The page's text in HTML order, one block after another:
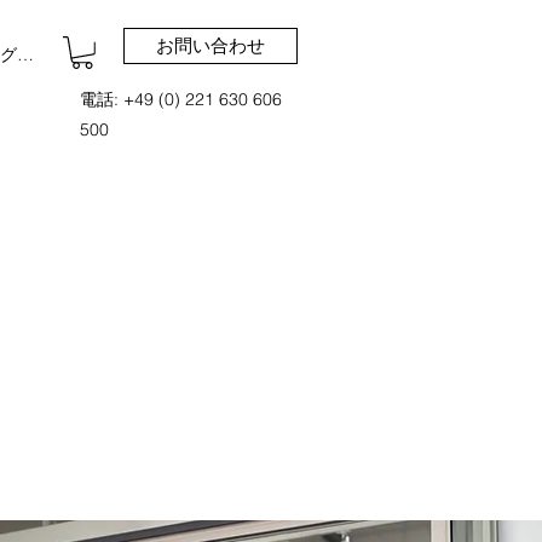
イン お問い合わせ
電話: +49 (0) 221 630 606
500